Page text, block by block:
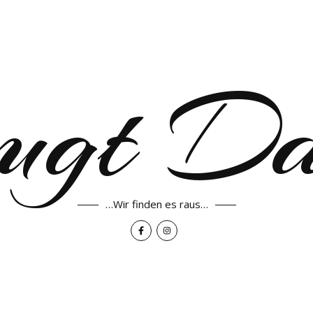
…Wir finden es raus…